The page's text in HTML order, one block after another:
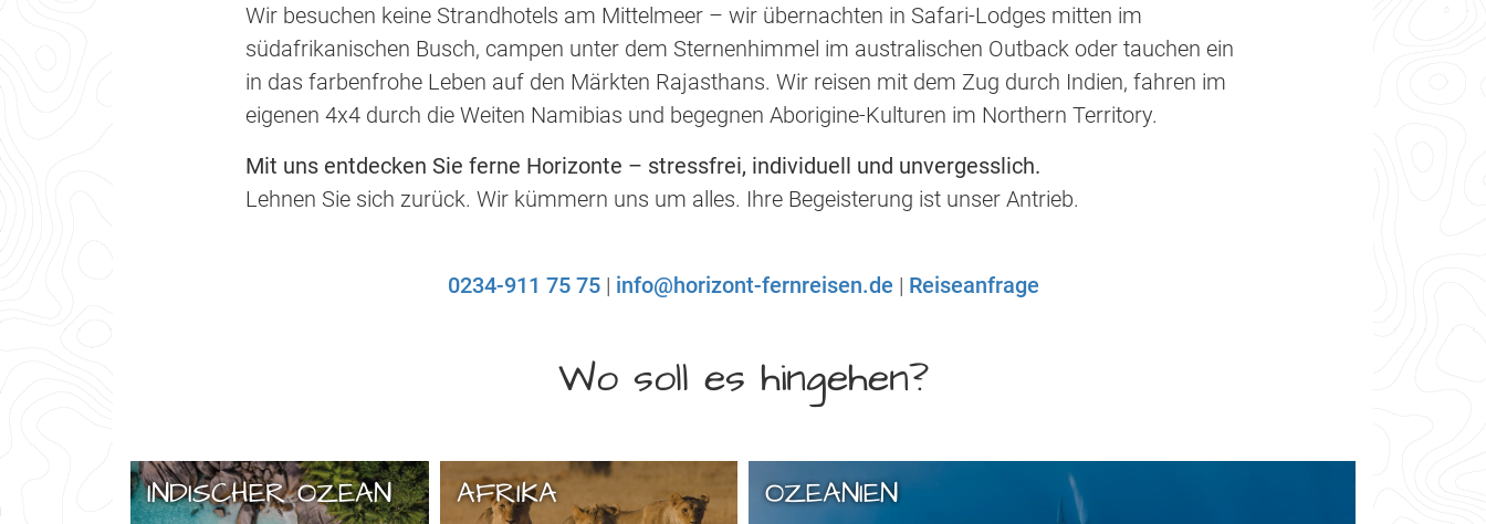
Wir besuchen keine Strandhotels am Mittelmeer – wir übernachten in Safari-Lodges mitten im
südafrikanischen Busch, campen unter dem Sternenhimmel im australischen Outback oder tauchen ein
in das farbenfrohe Leben auf den Märkten Rajasthans. Wir reisen mit dem Zug durch Indien, fahren im
eigenen 4x4 durch die Weiten Namibias und begegnen Aborigine-Kulturen im Northern Territory.
Mit uns entdecken Sie ferne Horizonte – stressfrei, individuell und unvergesslich.
Lehnen Sie sich zurück. Wir kümmern uns um alles. Ihre Begeisterung ist unser Antrieb.
0234-911 75 75 | info@horizont-fernreisen.de | Reiseanfrage
Wo soll es hingehen?
INDISCHER OZEAN AFRIKA OZEANIEN